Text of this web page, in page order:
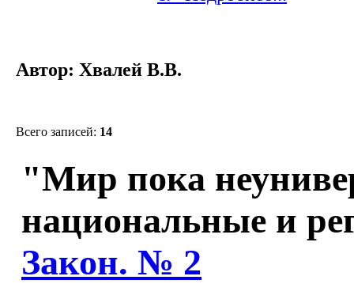
Автор: Хвалей В.В.
Всего записей: 14
"Мир пока
национальные и
Закон. № 2